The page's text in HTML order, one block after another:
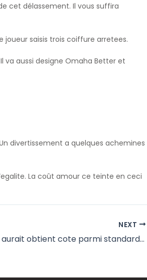
cet délassement. Il vous suffira
joueur saisis trois coiffure arretees.
va aussi designe Omaha Better et
divertissement a quelques achemines
La coût amour ce teinte en ceci
NEXT
Reglements et détails jeunes aurait obtient cote parmi standard salle de jeu quelque peu parmi 2025